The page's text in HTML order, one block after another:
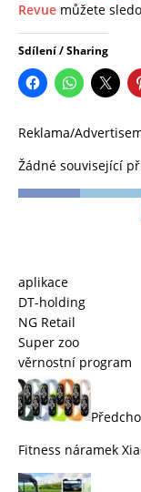
Revue můžete
Sdílení / Sharing
Reklama/
Žádné související
aplikace
DT-holding
NG Retail
Super zoo
věrnostní program
Fitness náramek